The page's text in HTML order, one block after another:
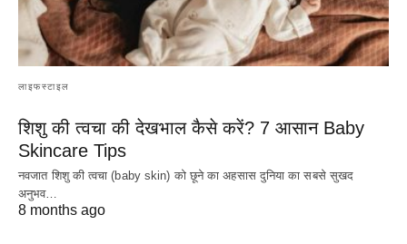
लाइफस्टाइल
शिशु की त्वचा की देखभाल कैसे करें? 7 आसान Baby
Skincare Tips
नवजात शिशु की त्वचा (baby skin) को छूने का अहसास दुनिया का सबसे सुखद
अनुभव…
8 months ago